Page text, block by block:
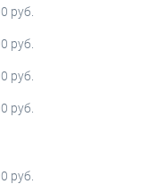
руб.
руб.
руб.
руб.
руб.